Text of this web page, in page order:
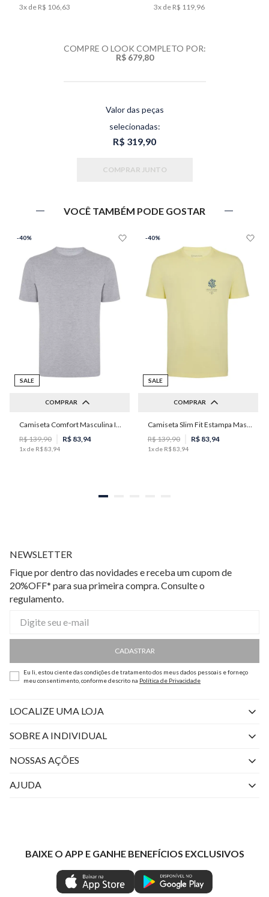
3x de R$ 106,63
3x de R$ 119,96
COMPRE O LOOK COMPLETO POR:
R$ 679,80
Valor das peças
selecionadas:
R$ 319,90
COMPRAR JUNTO
VOCÊ TAMBÉM PODE GOSTAR
-40%
SALE
COMPRAR
P M G GG
R$139,90 R$ 83, 94
1x de R$83 94
-40%
SALE
COMPRAR
PP P M
R$139,90 R$ 83, 94
1x de R$83 94
NEWSLETTER
Fique por dentro das novidades e receba um cupom de
20%OFF* para sua primeira compra. Consulte o
regulamento.
CADASTRAR
Eu li, estou ciente das condições de tratamento dos meus dados pessoais e forneço
meu consentimento, conforme descrito na Política de Privacidade
LOCALIZE UMA LOJA
SOBRE A INDIVIDUAL
Quem Somos
Painel de Privacidade
Gestão de Preferências
NOSSAS AÇÕES
Livelo
IND CASHBACK
AJUDA
Trocas e Devoluções
Regulamentos
Seja Um Revendedor
BAIXE O APP E GANHE BENEFÍCIOS EXCLUSIVOS